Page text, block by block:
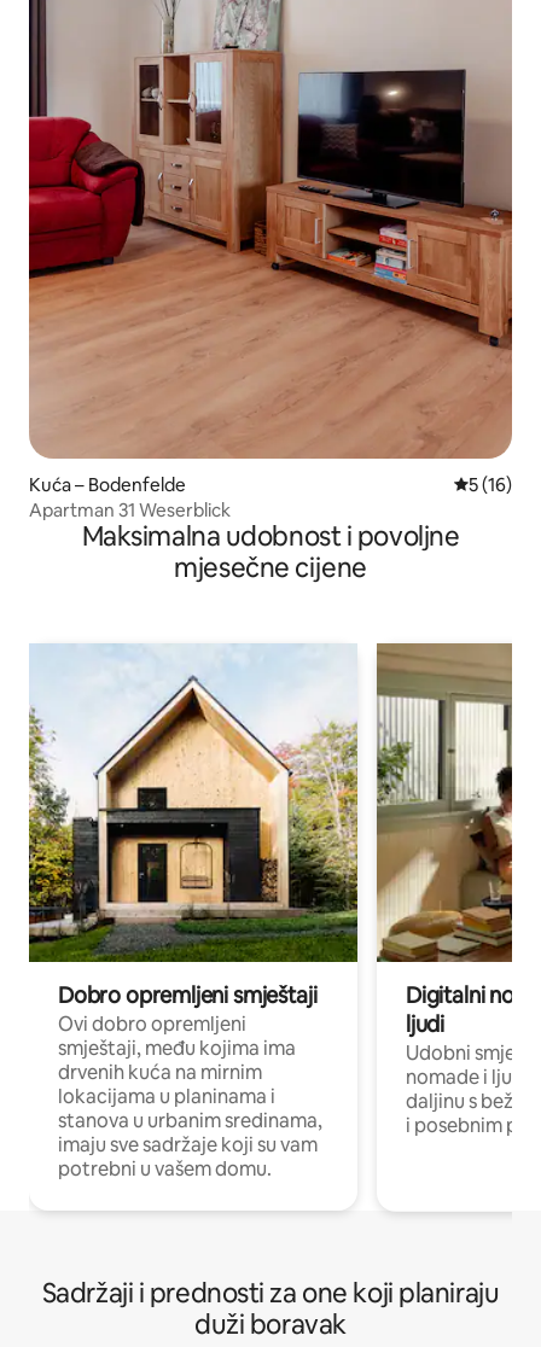
Kuća – Bodenfelde Prosječna
5 (16)
Apartman 31 Weserblick
Maksimalna udobnost i povoljne
mjesečne cijene
Dobro opremljeni smještaji
Ovi dobro opremljeni
smještaji, među kojima ima
drvenih kuća na mirnim
lokacijama u planinama i
stanova u urbanim sredinama,
imaju sve sadržaje koji su vam
potrebni u vašem domu.
Digitalni
ljudi
Udobni
nomade i ljude
daljinu s
i posebnim
Sadržaji i prednosti za one koji planiraju
duži boravak